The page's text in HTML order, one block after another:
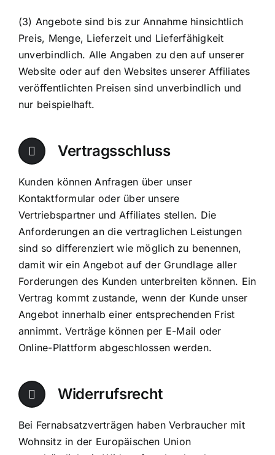
(3) Angebote sind bis zur Annahme hinsichtlich
Preis, Menge, Lieferzeit und Lieferfähigkeit
unverbindlich. Alle Angaben zu den auf unserer
Website oder auf den Websites unserer Affiliates
veröffentlichten Preisen sind unverbindlich und
nur beispielhaft.
Vertragsschluss
Kunden können Anfragen über unser
Kontaktformular oder über unsere
Vertriebspartner und Affiliates stellen. Die
Anforderungen an die vertraglichen Leistungen
sind so differenziert wie möglich zu benennen,
damit wir ein Angebot auf der Grundlage aller
Forderungen des Kunden unterbreiten können. Ein
Vertrag kommt zustande, wenn der Kunde unser
Angebot innerhalb einer entsprechenden Frist
annimmt. Verträge können per E-Mail oder
Online-Plattform abgeschlossen werden.
Widerrufsrecht
Bei Fernabsatzverträgen haben Verbraucher mit
Wohnsitz in der Europäischen Union